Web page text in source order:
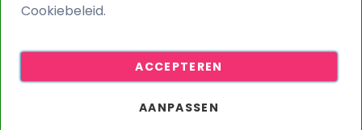
Cookiebeleid.
ACCEPTEREN
AANPASSEN